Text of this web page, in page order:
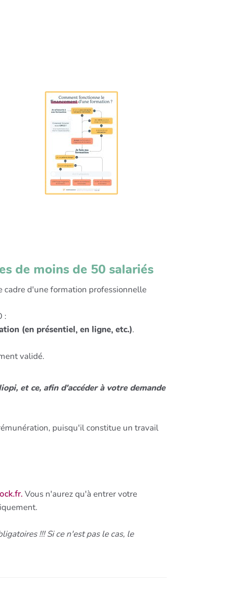
de moins de 50 salariés
cadre d'une formation professionnelle
:
(en présentiel, en ligne, etc.).
validé.
et ce, afin d'accéder à votre demande
puisqu'il constitue un travail
Vous n'aurez qu'à entrer votre
!!! Si ce n'est pas le cas, le